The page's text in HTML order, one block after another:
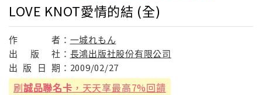
LOVE KNOT愛情的結 (全)
作 者： 一城れもん
出
版 社： 長鴻出版社股份有限公司
出 版 日 期： 2009/02/27
刷誠品聯名卡 ，天天享最高7%回饋